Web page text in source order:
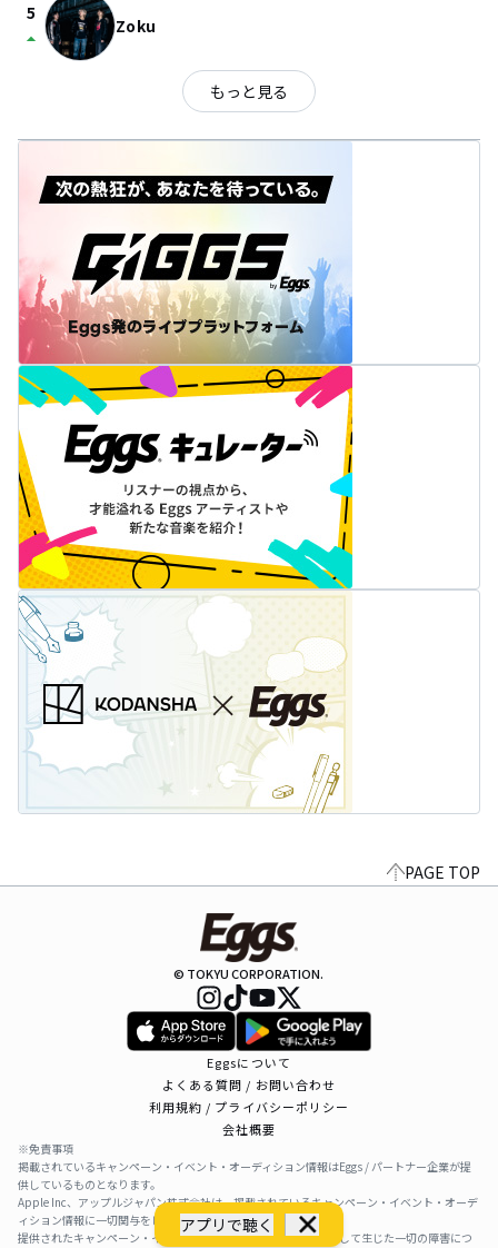
アプリで聴く
5
arrow_drop_up Zoku
もっと見る
PAGE TOP
© TOKYU CORPORATION.
Eggsについて
よくある質問 / お問い合わせ
利用規約 / プライバシーポリシー
会社概要
※免責事項
掲載されているキャンペーン・イベント・オーディション情報はEggs / パートナー企業が提
供しているものとなります。
Apple Inc、アップルジャパン株式会社は、掲載されているキャンペーン・イベント・オーデ
ィション情報に一切関与をしておりません。
提供されたキャンペーン・イベント・オーディション情報を利用して生じた一切の障害につ